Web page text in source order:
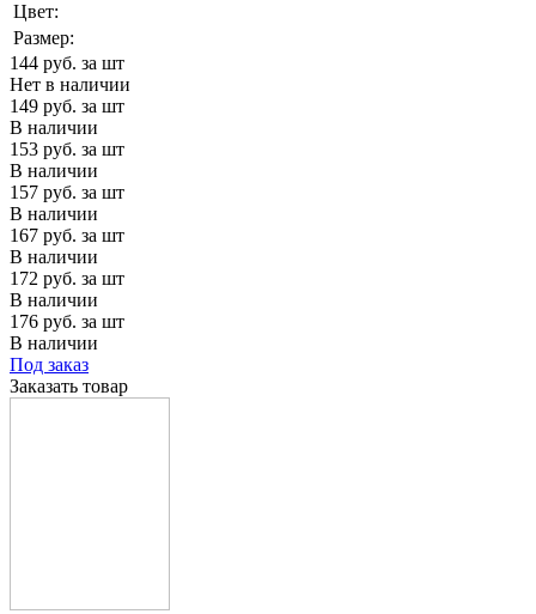
Цвет:
Размер:
144 руб. за шт
Нет в наличии
149 руб. за шт
В наличии
153 руб. за шт
В наличии
157 руб. за шт
В наличии
167 руб. за шт
В наличии
172 руб. за шт
В наличии
176 руб. за шт
В наличии
Под заказ
Заказать товар